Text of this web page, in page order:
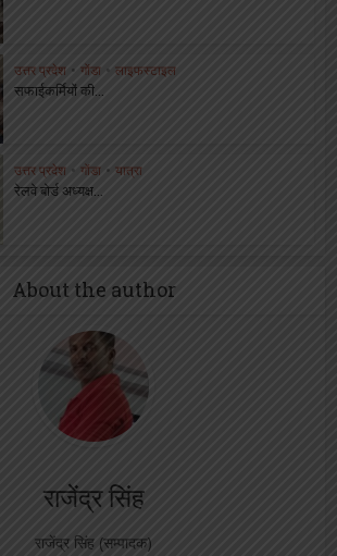
उत्तर प्रदेश • गोंडा लाइफस्टाइल
सफाईकर्मियों की...
उत्तर प्रदेश गोंडा • यात्रा
रेलवे बोर्ड अध्यक्ष...
About the author
राजेंद्र सिंह
राजेंद्र सिंह (सम्पादक)